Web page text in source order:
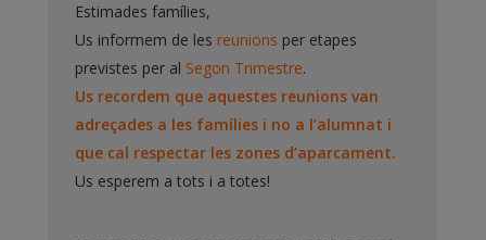
Estimades famílies,
Us informem de les reunions per etapes
previstes per al Segon Trimestre.
Us recordem que aquestes reunions van
adreçades a les famílies i no a l’alumnat i
que cal respectar les zones d’aparcament.
Us esperem a tots i a totes!